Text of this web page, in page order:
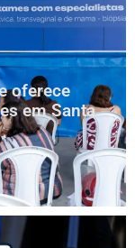
oferece
em Santa